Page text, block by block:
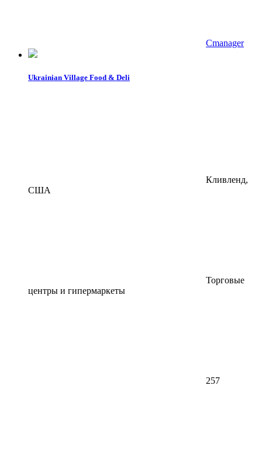
Cmanager
Ukrainian Village Food & Deli
Кливленд,
США
Торговые
центры и гипермаркеты
257